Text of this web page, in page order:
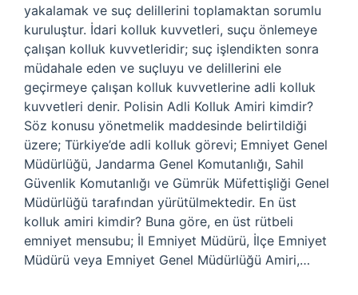
yakalamak ve suç delillerini toplamaktan sorumlu
kuruluştur. İdari kolluk kuvvetleri, suçu önlemeye
çalışan kolluk kuvvetleridir; suç işlendikten sonra
müdahale eden ve suçluyu ve delillerini ele
geçirmeye çalışan kolluk kuvvetlerine adli kolluk
kuvvetleri denir. Polisin Adli Kolluk Amiri kimdir?
Söz konusu yönetmelik maddesinde belirtildiği
üzere; Türkiye’de adli kolluk görevi; Emniyet Genel
Müdürlüğü, Jandarma Genel Komutanlığı, Sahil
Güvenlik Komutanlığı ve Gümrük Müfettişliği Genel
Müdürlüğü tarafından yürütülmektedir. En üst
kolluk amiri kimdir? Buna göre, en üst rütbeli
emniyet mensubu; İl Emniyet Müdürü, İlçe Emniyet
Müdürü veya Emniyet Genel Müdürlüğü Amiri,…